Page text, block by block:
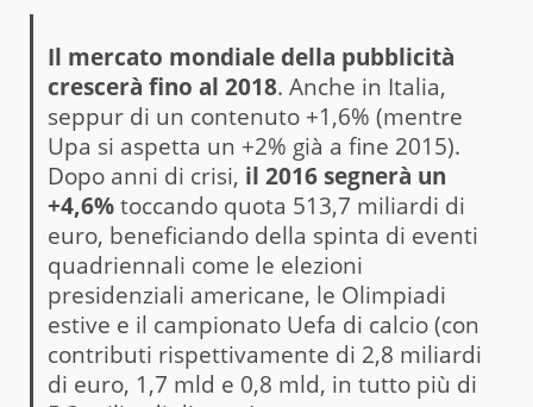
Il mercato mondiale della pubblicità
crescerà fino al 2018. Anche in Italia,
seppur di un contenuto +1,6% (mentre
Upa si aspetta un +2% già a fine 2015).
Dopo anni di crisi, il 2016 segnerà un
+4,6%toccando quota 513,7 miliardi di
euro, beneficiando della spinta di eventi
quadriennali come le elezioni
presidenziali americane, le Olimpiadi
estive e il campionato Uefa di calcio (con
contributi rispettivamente di 2,8 miliardi
di euro, 1,7 mld e 0,8 mld, in tutto più di